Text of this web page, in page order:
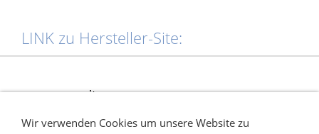
LINK zu Hersteller-Site:
www.procity.eu
Wir verwenden Cookies um unsere Website zu